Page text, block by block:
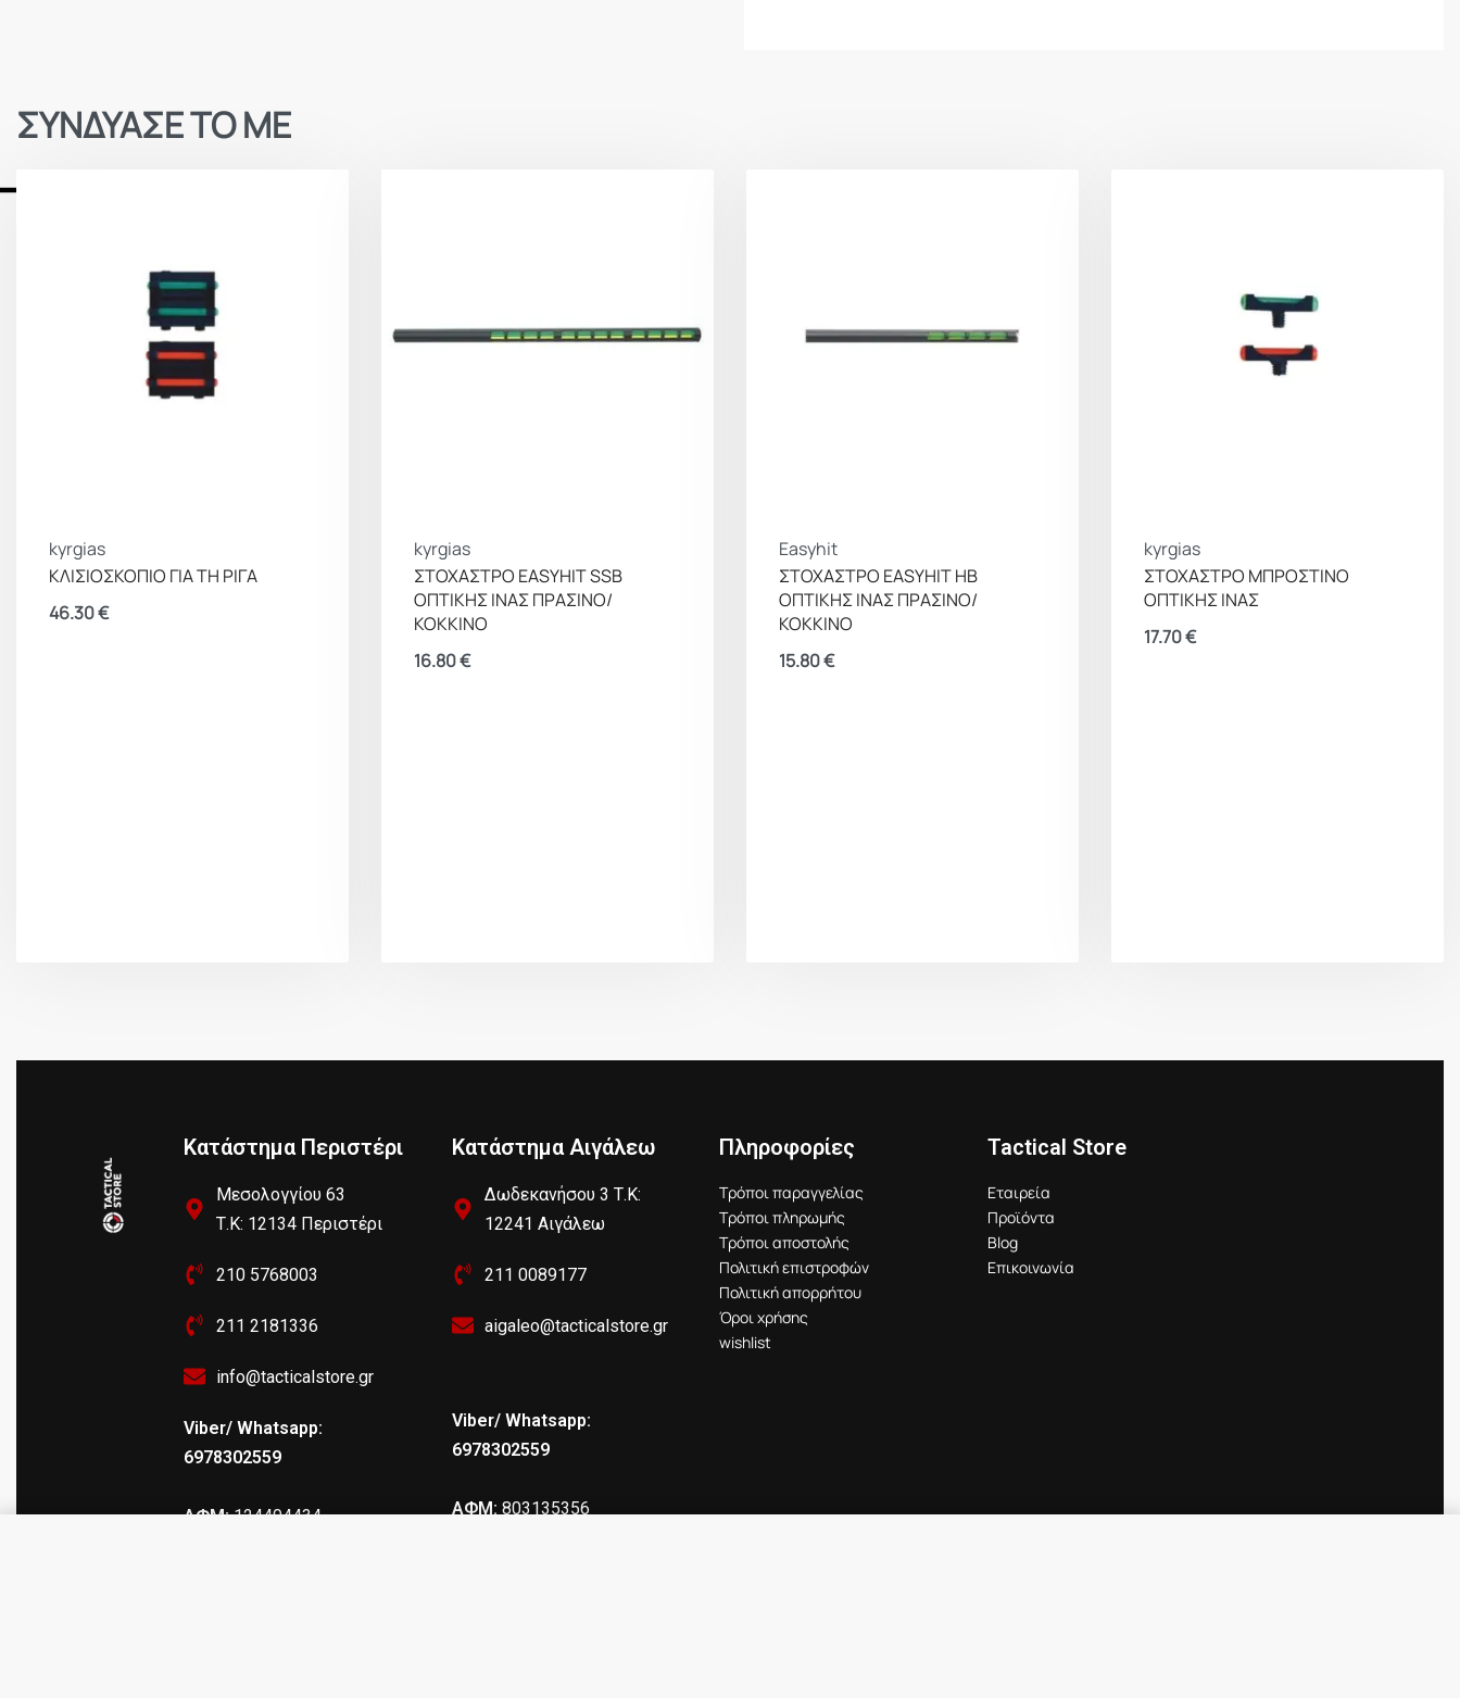
ΣΥΝΔΥΑΣΕ ΤΟ ΜΕ
kyrgias
ΚΛΙΣΙΟΣΚΟΠΙΟ ΓΙΑ ΤΗ ΡΙΓΑ
46.30€
kyrgias
ΣΤΟΧΑΣΤΡΟ EASYHIT SSB
ΟΠΤΙΚΗΣ ΙΝΑΣ ΠΡΑΣΙΝΟ/
ΚΟΚΚΙΝΟ
16.80€
Easyhit
ΣΤΟΧΑΣΤΡΟ EASYHIT HB
ΟΠΤΙΚΗΣ ΙΝΑΣ ΠΡΑΣΙΝΟ/
ΚΟΚΚΙΝΟ
15.80€
kyrgias
ΣΤΟΧΑΣΤΡΟ ΜΠΡΟΣΤΙΝΟ
ΟΠΤΙΚΗΣ ΙΝΑΣ
17.70€
Κατάστημα Περιστέρι
Μεσολογγίου 63
Τ.Κ: 12134 Περιστέρι
210 5768003
211 2181336
info@tacticalstore.gr
Viber/ Whatsapp:
6978302559
ΑΦΜ:124404434
Κατάστημα Αιγάλεω
Δωδεκανήσου 3 Τ.Κ:
12241 Αιγάλεω
211 0089177
aigaleo@tacticalstore.gr
Viber/ Whatsapp:
6978302559
ΑΦΜ: 803135356
Πληροφορίες
Τρόποι παραγγελίας
Τρόποι πληρωμής
Τρόποι αποστολής
Πολιτική επιστροφών
Πολιτική απορρήτου
Όροι χρήσης
wishlist
Tactical Store
Εταιρεία
Προϊόντα
Blog
Επικοινωνία